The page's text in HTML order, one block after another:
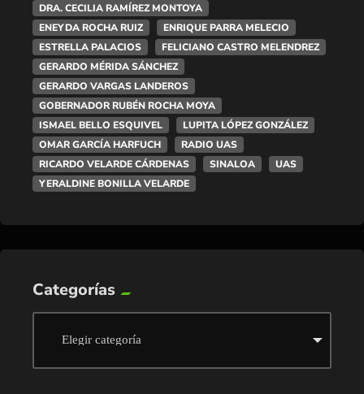
DRA. CECILIA RAMÍREZ MONTOYA
ENEYDA ROCHA RUIZ
ENRIQUE PARRA MELECIO
ESTRELLA PALACIOS
FELICIANO CASTRO MELENDREZ
GERARDO MÉRIDA SÁNCHEZ
GERARDO VARGAS LANDEROS
GOBERNADOR RUBÉN ROCHA MOYA
ISMAEL BELLO ESQUIVEL
LUPITA LÓPEZ GONZÁLEZ
OMAR GARCÍA HARFUCH
RADIO UAS
RICARDO VELARDE CÁRDENAS
SINALOA
UAS
YERALDINE BONILLA VELARDE
Categorías